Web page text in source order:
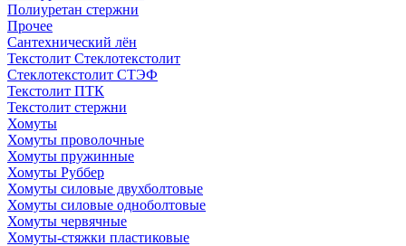
Полиуретан стержни
Прочее
Сантехнический лён
Текстолит Стеклотекстолит
Стеклотекстолит СТЭФ
Текстолит ПТК
Текстолит стержни
Хомуты
Хомуты проволочные
Хомуты пружинные
Хомуты Руббер
Хомуты силовые двухболтовые
Хомуты силовые одноболтовые
Хомуты червячные
Хомуты-стяжки пластиковые